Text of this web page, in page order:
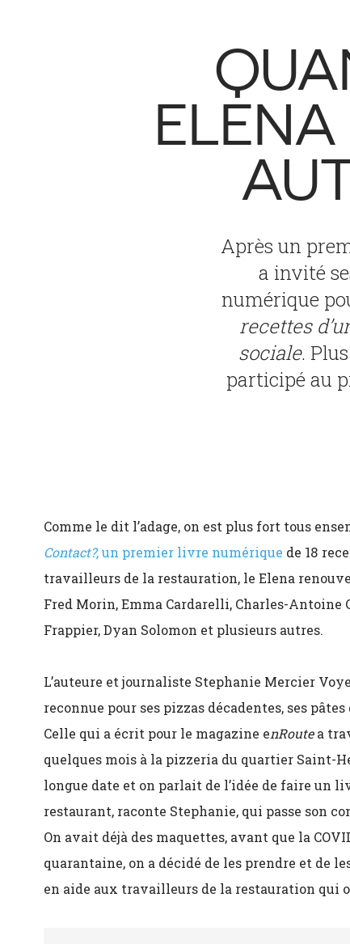
ELENA
Après un
a invité
numérique
recettes
sociale.
participé au
Comme le dit l’adage, on est plus fort tous
Contact?,un premier livre numérique de 18
travailleurs de la restauration, le Elena
Fred Morin, Emma Cardarelli, Charles-Antoine
Frappier, Dyan Solomon et plusieurs autres.
L’auteure et journaliste Stephanie Mercier
reconnue pour ses pizzas décadentes, ses
Celle qui a écrit pour le magazine enRoutea
quelques mois à la pizzeria du quartier Saint-
longue date et on parlait de l’idée de faire un
restaurant, raconte Stephanie, qui passe son
On avait déjà des maquettes, avant que la
quarantaine, on a décidé de les prendre et de
en aide aux travailleurs de la restauration qui